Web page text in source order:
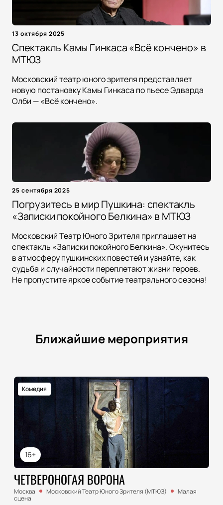
13 октября 2025
Спектакль Камы Гинкаса «Всё кончено» в
МТЮЗ
Московский театр юного зрителя представляет
новую постановку Камы Гинкаса по пьесе Эдварда
Олби — «Всё кончено».
25 сентября 2025
Погрузитесь в мир Пушкина: спектакль
«Записки покойного Белкина» в МТЮЗ
Московский Театр Юного Зрителя приглашает на
спектакль «Записки покойного Белкина». Окунитесь
в атмосферу пушкинских повестей и узнайте, как
судьба и случайности переплетают жизни героев.
Не пропустите яркое событие театрального сезона!
Ближайшие мероприятия
16+
Комедия
ЧЕТВЕРОНОГАЯ ВОРОНА
Москва Московский Театр Юного Зрителя (МТЮЗ)
Малая
сцена